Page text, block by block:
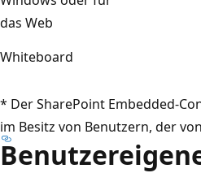
das Web
Whiteboard
* Der SharePoint Embedded-
im Besitz von Benutzern, der